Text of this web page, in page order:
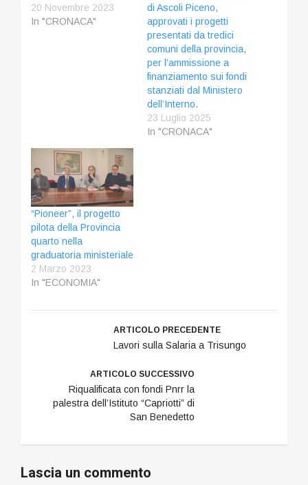
20 Novembre 2023
In "CRONACA"
di Ascoli Piceno,
approvati i progetti
presentati da tredici
comuni della provincia,
per l’ammissione a
finanziamento sui fondi
stanziati dal Ministero
dell’Interno.
23 Luglio 2025
In "CRONACA"
“Pioneer”, il progetto
pilota della Provincia
quarto nella
graduatoria ministeriale
2 Marzo 2023
In "ECONOMIA"
ARTICOLO PRECEDENTE
Lavori sulla Salaria a Trisungo
ARTICOLO SUCCESSIVO
Riqualificata con fondi Pnrr la
palestra dell’Istituto “Capriotti” di
San Benedetto
Lascia un commento